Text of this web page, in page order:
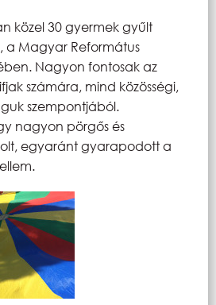
közel 30 gyermek gyűlt
a Magyar Református
Nagyon fontosak az
számára, mind közösségi,
szempontjából.
nagyon pörgős és
egyaránt gyarapodott a